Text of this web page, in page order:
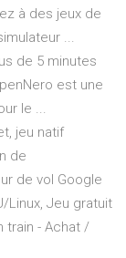
à des jeux de
...
de 5 minutes
est une
le ...
jeu natif
de
de vol Google
Linux, Jeu gratuit
train - Achat /